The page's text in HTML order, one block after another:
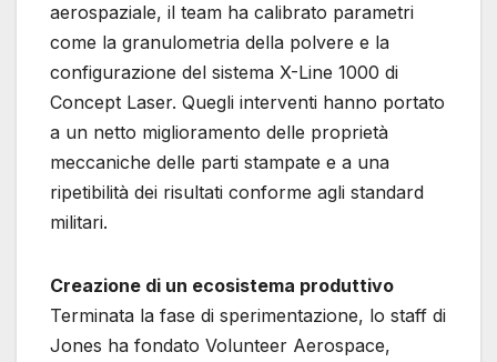
aerospaziale, il team ha calibrato parametri
come la granulometria della polvere e la
configurazione del sistema X-Line 1000 di
Concept Laser. Quegli interventi hanno portato
a un netto miglioramento delle proprietà
meccaniche delle parti stampate e a una
ripetibilità dei risultati conforme agli standard
militari.
Creazione di un ecosistema produttivo
Terminata la fase di sperimentazione, lo staff di
Jones ha fondato Volunteer Aerospace,